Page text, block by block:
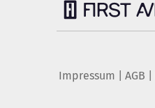
Impressum AGB